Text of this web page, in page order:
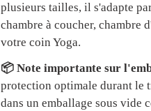
plusieurs tailles, il s'adapte
chambre à coucher, chambre
votre coin Yoga.
📦 Note importante sur
protection optimale durant le
dans un emballage sous vide